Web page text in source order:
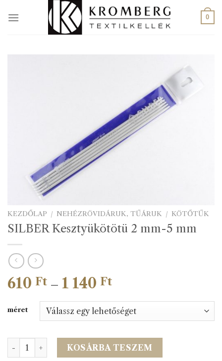
0
KEZDŐLAP / NEHÉZRÖVIDÁRUK, TŰÁRUK / KÖTŐTŰK
SILBER Kesztyükötötü 2 mm-5 mm
610 Ft – 1 140 FtÁrtartomány:
-
1
méret
SILBER Kesztyükötötü 2 mm-5 mm mennyiség
KOSÁRBA TESZEM